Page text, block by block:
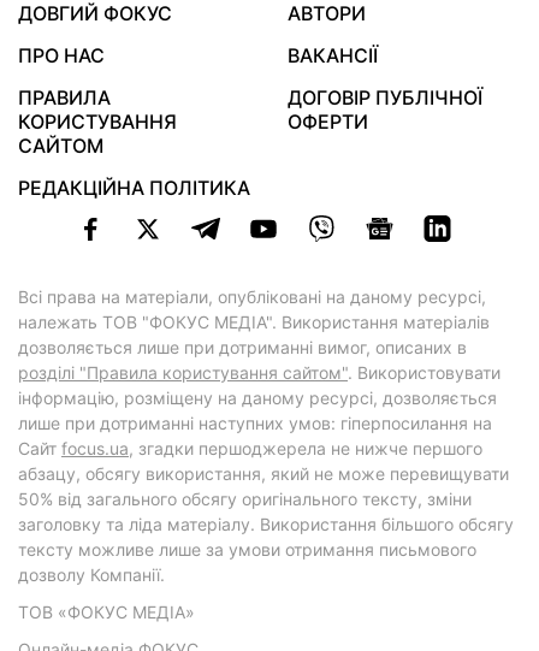
ДОВГИЙ ФОКУС
АВТОРИ
ПРО НАС
ВАКАНСІЇ
ПРАВИЛА
КОРИСТУВАННЯ
САЙТОМ
ДОГОВІР ПУБЛІЧНОЇ
ОФЕРТИ
РЕДАКЦІЙНА ПОЛІТИКА
Всі права на матеріали, опубліковані на даному ресурсі,
належать ТОВ "ФОКУС МЕДІА". Використання матеріалів
дозволяється лише при дотриманні вимог, описаних в
розділі "Правила користування сайтом". Використовувати
інформацію, розміщену на даному ресурсі, дозволяється
лише при дотриманні наступних умов: гіперпосилання на
Cайт focus.ua, згадки першоджерела не нижче першого
абзацу, обсягу використання, який не може перевищувати
50% від загального обсягу оригінального тексту, зміни
заголовку та ліда матеріалу. Використання більшого обсягу
тексту можливе лише за умови отримання письмового
дозволу Компанії.
ТОВ «ФОКУС МЕДІА»